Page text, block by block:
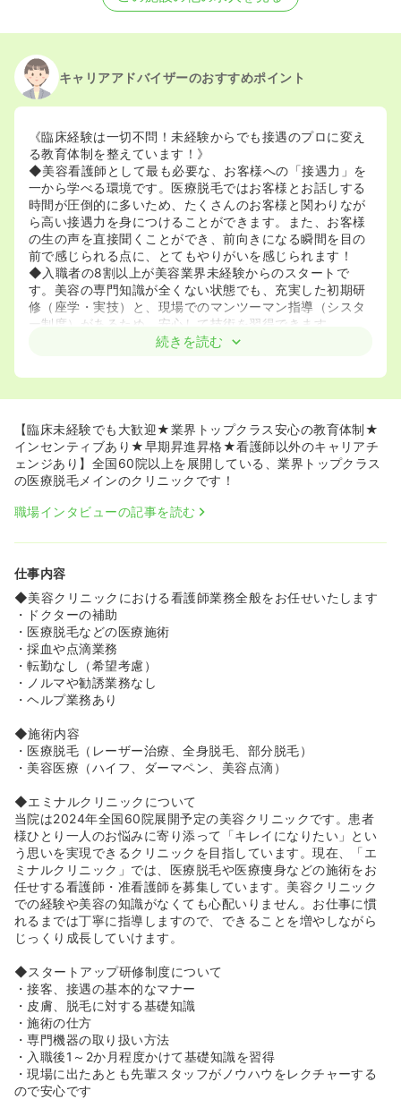
正・准看護師の募集を開始
キャリアアドバイザーのおすすめポイント
《臨床経験は一切不問！未経験からでも接遇のプロに変え
る教育体制を整えています！》
◆美容看護師として最も必要な、お客様への「接遇力」を
一から学べる環境です。医療脱毛ではお客様とお話しする
時間が圧倒的に多いため、たくさんのお客様と関わりなが
ら高い接遇力を身につけることができます。また、お客様
の生の声を直接聞くことができ、前向きになる瞬間を目の
前で感じられる点に、とてもやりがいを感じられます！
◆入職者の8割以上が美容業界未経験からのスタートで
す。美容の専門知識が全くない状態でも、充実した初期研
修（座学・実技）と、現場でのマンツーマン指導（シスタ
ー制度）があるため、安心して技術を習得できます。
◆研修を終えて現場に配属された後でも、先輩方が優し
徹底されており、声掛け、手技、手順、物品、立ち位置な
するべき手技については教育担当からイラストを用いて丁
寧に説明があり、伴走しながら教えていただけます。毎日
先輩との振り返りの時間も設けられているため、自宅に持
ち帰っての勉強も少なくなっています。
《残業ほぼナシ×最大5連休！夜勤なしの無理ないシフト
◆完全予約制のため残業はほとんどなく、夜勤もないた
や有給休暇も取得しやすく、オンオフのメリハリをつけて
働くことが可能です。冬の閑散期には、最大5連休を取得
したり、週末に連休を取ったりなど、時期によってプライ
ベートを重視した働き方も可能です！
◆現場スタッフからの意見を考慮し、2025年から早番・
遅番制度を導入して拘束時間を短縮した働き方も準備して
おります！
◆最大90％OFFの職員割引制度を利用して、自分自身の身
つけていくことができます。
《圧倒的なスピード昇進と、頑張りが直結する高収入・イ
◆年齢や社歴に関係なく、最短9ヶ月〜1年程度でリーダー
職へのスピード昇進が可能です。実際に20代半ばでリーダ
ーとして活躍し、経営的視点を持ってクリニック運営を牽
引しているスタッフも多数在籍しています。
◆現場での看護師業務だけでなく、ご自身の適性と実績次
第で「店舗リーダー」「インストラクター（教育専門）」
「カウンセラー」「運営本部（マーケティング等）」への
キャリアチェンジが可能です！
◆ノルマは一切ございませんが、個人の頑張りがしっかり
や継続メニューの獲得など）が整っています。昇進と成果
の掛け合わせにより、ゆくゆくは年収700万円〜800万円
といった高収入を目指すことも十分に可能な環境です。
《エミナルクリニックの美容医療とは？★》
◆美容脱毛以外に美容医療も行っております！ハイフ・ダ
ーマペン・美容点滴の3つを導入しており、美容医療を通
してお肌にお悩みがあるお客様をトータルサポートしてい
続きを読む
【臨床未経験でも大歓迎★業界トップクラス安心の教育体制★
インセンティブあり★早期昇進昇格★看護師以外のキャリアチ
ェンジあり】全国60院以上を展開している、業界トップクラス
の医療脱毛メインのクリニックです！
職場インタビューの記事を読む
仕事内容
◆美容クリニックにおける看護師業務全般をお任せいたします
・ドクターの補助
・医療脱毛などの医療施術
・採血や点滴業務
・転勤なし（希望考慮）
・ノルマや勧誘業務なし
・ヘルプ業務あり
◆施術内容
・医療脱毛（レーザー治療、全身脱毛、部分脱毛）
・美容医療（ハイフ、ダーマペン、美容点滴）
◆エミナルクリニックについて
当院は2024年全国60院展開予定の美容クリニックです。患者
様ひとり一人のお悩みに寄り添って「キレイになりたい」とい
う思いを実現できるクリニックを目指しています。現在、「エ
ミナルクリニック」では、医療脱毛や医療痩身などの施術をお
任せする看護師・准看護師を募集しています。美容クリニック
での経験や美容の知識がなくても心配いりません。お仕事に慣
れるまでは丁寧に指導しますので、できることを増やしながら
じっくり成長していけます。
◆スタートアップ研修制度について
・接客、接遇の基本的なマナー
・皮膚、脱毛に対する基礎知識
・施術の仕方
・専門機器の取り扱い方法
・入職後1～2か月程度かけて基礎知識を習得
・現場に出たあとも先輩スタッフがノウハウをレクチャーする
ので安心です